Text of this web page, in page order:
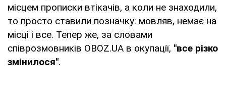
місцем прописки втікачів, а коли не знаходили,
то просто ставили позначку: мовляв, немає на
місці і все. Тепер же, за словами
співрозмовників OBOZ.UA в окупації, "все різко
змінилося".